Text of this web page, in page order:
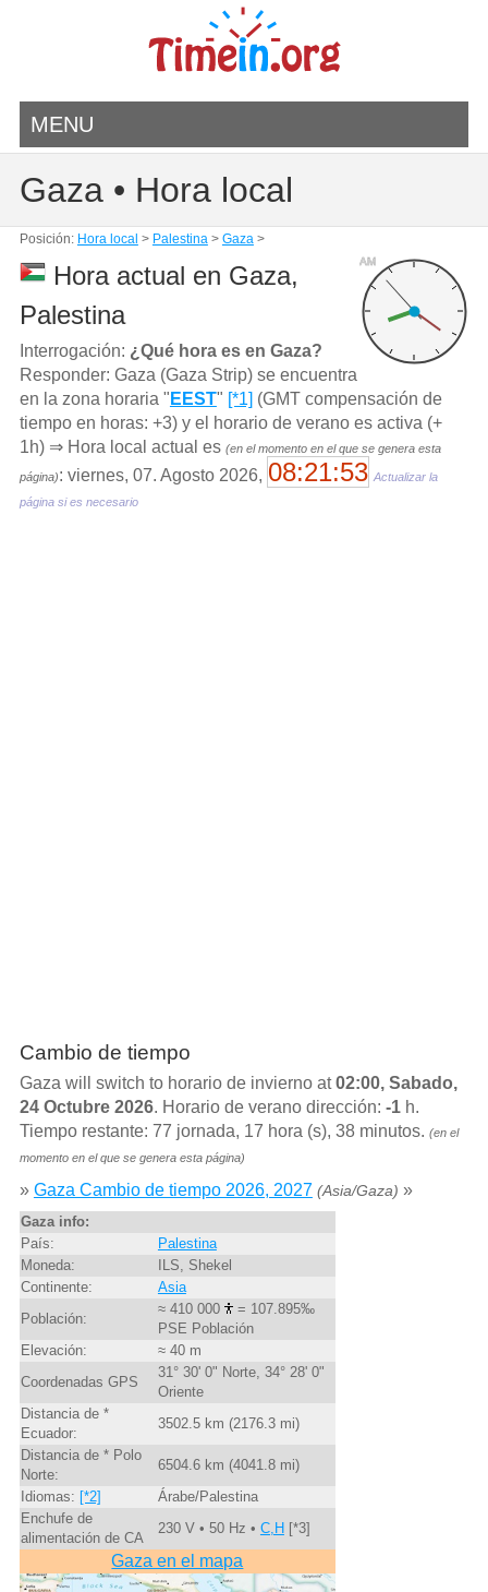
MENU
Gaza • Hora local
Posición: Hora local > Palestina> Gaza>
AM
Hora actual en Gaza,
Palestina
Interrogación: ¿Qué hora es en Gaza?
Responder: Gaza (Gaza Strip) se encuentra
en la zona horaria " EEST" [*1] (GMT compensación de
tiempo en horas: +3) y el horario de verano es activa (+
1h) ⇒ Hora local actual es (en el momento en el que se genera esta
página): viernes, 07. Agosto 2026, 08:21:53 Actualizar la
página si es necesario
Cambio de tiempo
Gaza will switch to horario de invierno at02:00, Sabado,
24 Octubre 2026. Horario de verano dirección: -1h.
Tiempo restante: 77 jornada, 17 hora (s), 38 minutos. (en el
momento en el que se genera esta página)
» Gaza Cambio de tiempo 2026, 2027 (Asia/Gaza) »
Gaza info:
País:
Palestina
Moneda:
ILS, Shekel
Continente:
Asia
Población:
≈ 410 000
= 107.895‰
PSE Población
Elevación:
≈ 40 m
Coordenadas GPS
31° 30' 0" Norte, 34° 28' 0"
Oriente
Distancia de *
Ecuador:
3502.5 km (2176.3 mi)
Distancia de * Polo
Norte:
6504.6 km (4041.8 mi)
Idiomas: [*2]
Árabe/Palestina
Enchufe de
alimentación de CA
230 V • 50 Hz • C,H [*3]
Gaza en el mapa